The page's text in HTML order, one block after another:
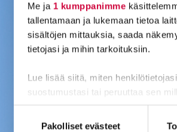
Me ja 1 kumppanimme
tallentamaan ja lukemaan tietoa
sisältöjen mittauksia, saada
tietojasi ja mihin tarkoituksiin.
Lue lisää siitä, miten
suostumustasi tai peruuttaa sen
Evästeistä osa on
Pakolliset evästeet